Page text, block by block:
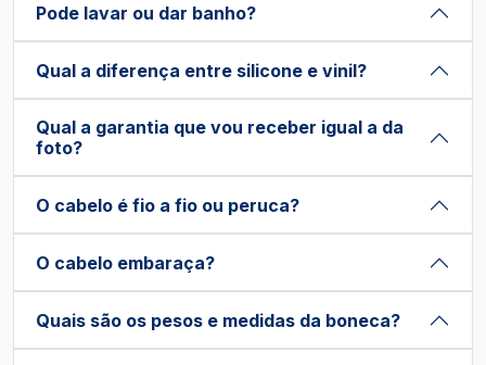
Pode lavar ou dar banho?
Qual a diferença entre silicone e vinil?
Qual a garantia que vou receber igual a da
foto?
O cabelo é fio a fio ou peruca?
O cabelo embaraça?
Quais são os pesos e medidas da boneca?